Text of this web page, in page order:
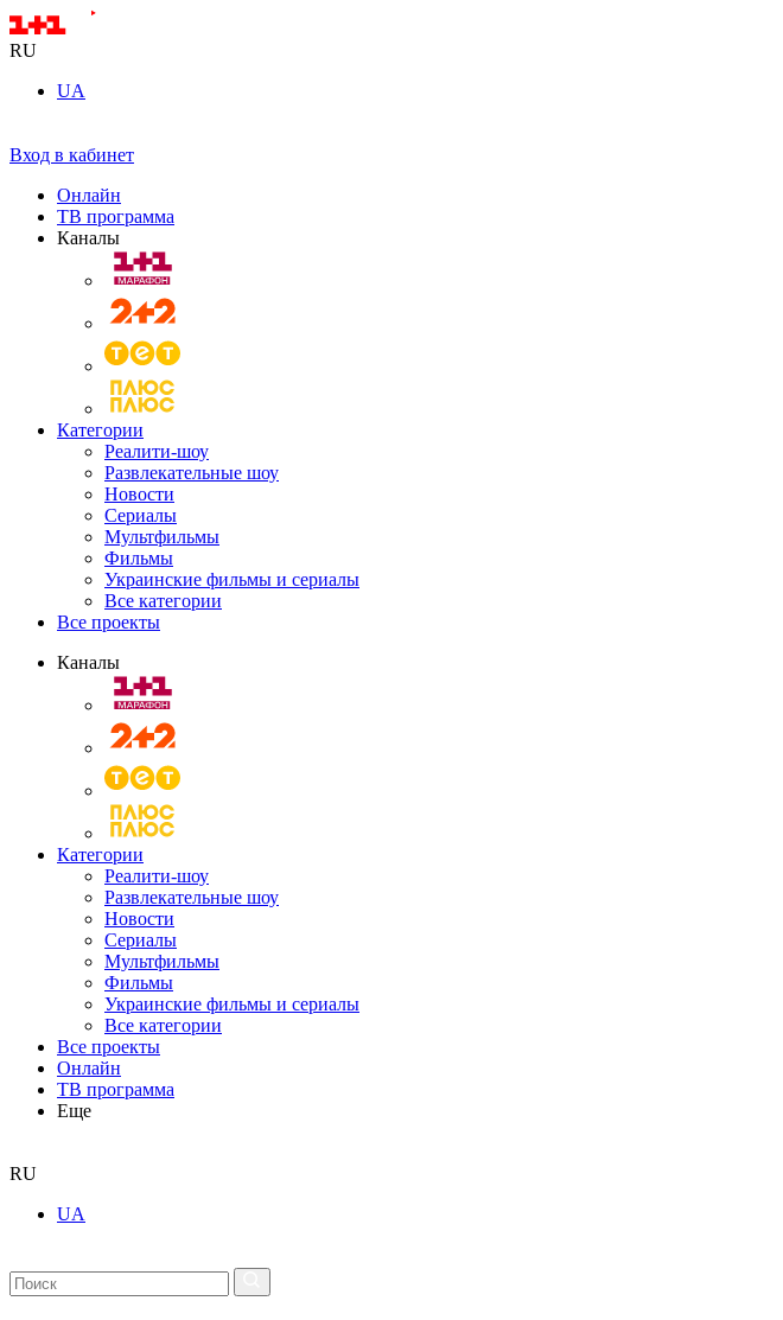
RU
UA
Вход в кабинет
Онлайн
ТВ программа
Каналы
Категории
Реалити-шоу
Развлекательные шоу
Новости
Сериалы
Мультфильмы
Фильмы
Украинские фильмы и сериалы
Все категории
Все проекты
Каналы
Категории
Реалити-шоу
Развлекательные шоу
Новости
Сериалы
Мультфильмы
Фильмы
Украинские фильмы и сериалы
Все категории
Все проекты
Онлайн
ТВ программа
Еще
RU
UA